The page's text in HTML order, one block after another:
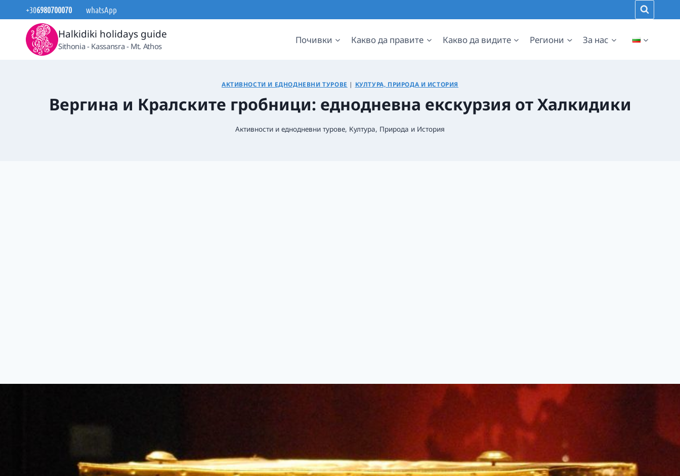
съдържанието
+306980700070 whatsApp
Halkidiki holidays guide
Sithonia - Kassansra - Mt. Athos
Почивки Какво да правите Какво да видите Региони За нас
АКТИВНОСТИ И ЕДНОДНЕВНИ ТУРОВЕ | КУЛТУРА, ПРИРОДА И ИСТОРИЯ
Вергина и Кралските гробници: еднодневна екскурзия от Халкидики
Активности и еднодневни турове, Култура, Природа и История